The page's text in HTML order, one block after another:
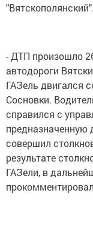
"Вятскополянский".
- ДТП произошло
автодороги
ГАЗель двигался
Сосновки.
справился с
предназначенную
совершил
результате
ГАЗели, в